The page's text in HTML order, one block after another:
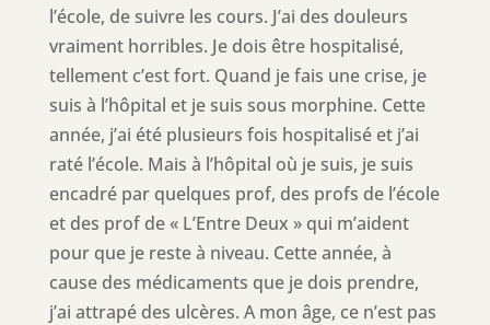
l’école, de suivre les cours. J’ai des douleurs
vraiment horribles. Je dois être hospitalisé,
tellement c’est fort. Quand je fais une crise, je
suis à l’hôpital et je suis sous morphine. Cette
année, j’ai été plusieurs fois hospitalisé et j’ai
raté l’école. Mais à l’hôpital où je suis, je suis
encadré par quelques prof, des profs de l’école
et des prof de « L’Entre Deux » qui m’aident
pour que je reste à niveau. Cette année, à
cause des médicaments que je dois prendre,
j’ai attrapé des ulcères. A mon âge, ce n’est pas